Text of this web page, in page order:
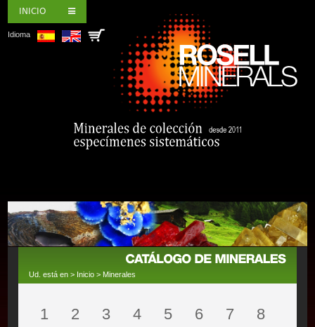
INICIO
Idioma
Ud. está en > Inicio > Minerales
1 2 3 4 5 6 7
8